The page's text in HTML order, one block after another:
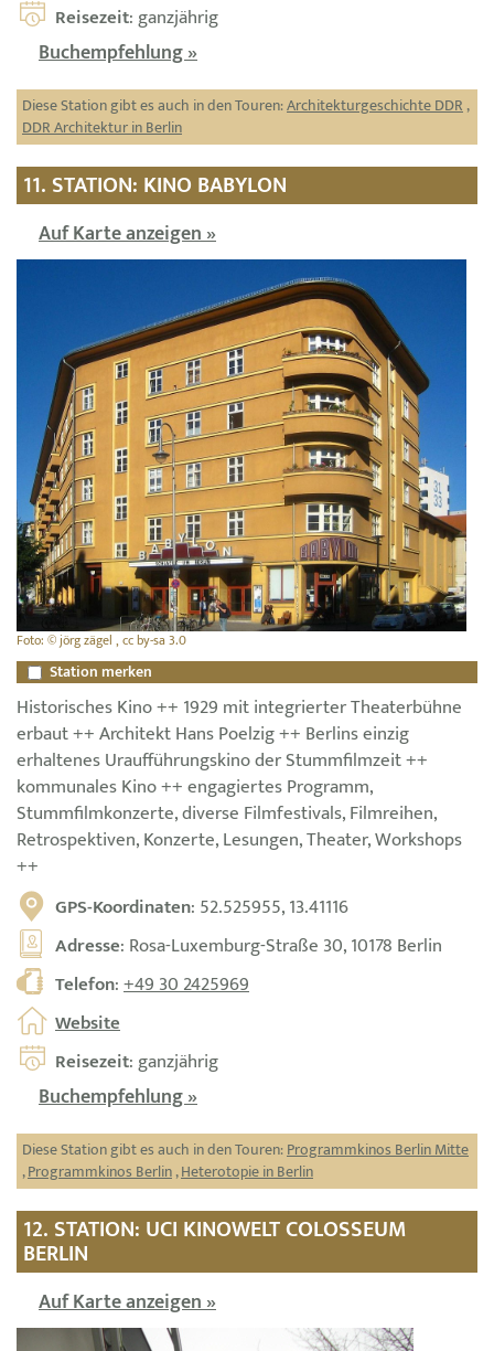
Reisezeit: ganzjährig
Buchempfehlung »
Diese Station gibt es auch in den Touren:Architekturgeschichte DDR,
DDR Architektur in Berlin
11. STATION: KINO BABYLON
Auf Karte anzeigen »
Foto: © jörg zägel , cc by-sa 3.0
Station merken
Historisches Kino ++ 1929 mit integrierter Theaterbühne
erbaut ++ Architekt Hans Poelzig ++ Berlins einzig
erhaltenes Uraufführungskino der Stummfilmzeit ++
kommunales Kino ++ engagiertes Programm,
Stummfilmkonzerte, diverse Filmfestivals, Filmreihen,
Retrospektiven, Konzerte, Lesungen, Theater, Workshops
++
GPS-Koordinaten: 52.525955, 13.41116
Adresse: Rosa-Luxemburg-Straße 30, 10178 Berlin
Telefon:+49 30 2425969
Website
Reisezeit: ganzjährig
Buchempfehlung »
Diese Station gibt es auch in den Touren:Programmkinos Berlin Mitte
,Programmkinos Berlin,Heterotopie in Berlin
12. STATION: UCI KINOWELT COLOSSEUM
BERLIN
Auf Karte anzeigen »